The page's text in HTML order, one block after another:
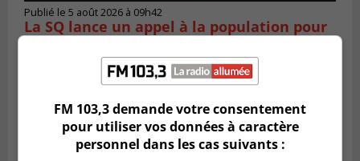
Publié le 5 août 2026 à 09h42
La SQ lance un appel à la population pour
FM 103,3 demande votre consentement
pour utiliser vos données à caractère
personnel dans les cas suivants :